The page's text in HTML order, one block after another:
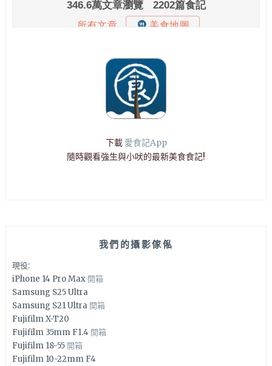
下載 愛食記App
隨時觀看強生與小吠的最新美食食記!
我們的攝影傢俬
現役:
iPhone 14 Pro Max 開箱
Samsung S25 Ultra
Samsung S21 Ultra 開箱
Fujifilm X-T20
Fujifilm 35mm F1.4 開箱
Fujifilm 18-55 開箱
Fujifilm 10-22mm F4